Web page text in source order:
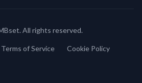
All rights reserved.
Terms of Service Cookie Policy